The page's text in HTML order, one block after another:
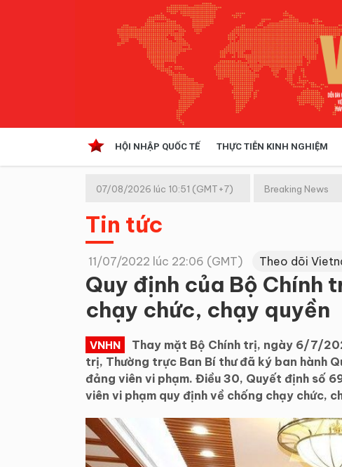
HỘI NHẬP QUỐC TẾ THỰC TIỄN KINH NGHIỆM
Kinh tế hội nhập
Doanh nghiệp
07/08/2026 lúc 10:51 (GMT+7) Breaking News
Tin tức
11/07/2022 lúc 22:06 (GMT) Theo dõi
Quy định của Bộ Chính
chạy chức, chạy quyền
VNHN
Thay mặt Bộ Chính trị, ngày 6/7/
trị, Thường trực Ban Bí thư đã ký ban hành
đảng viên vi phạm. Điều 30, Quyết định số
viên vi phạm quy định về chống chạy chức,